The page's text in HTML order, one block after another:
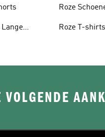
Roze
Roze T-shirts